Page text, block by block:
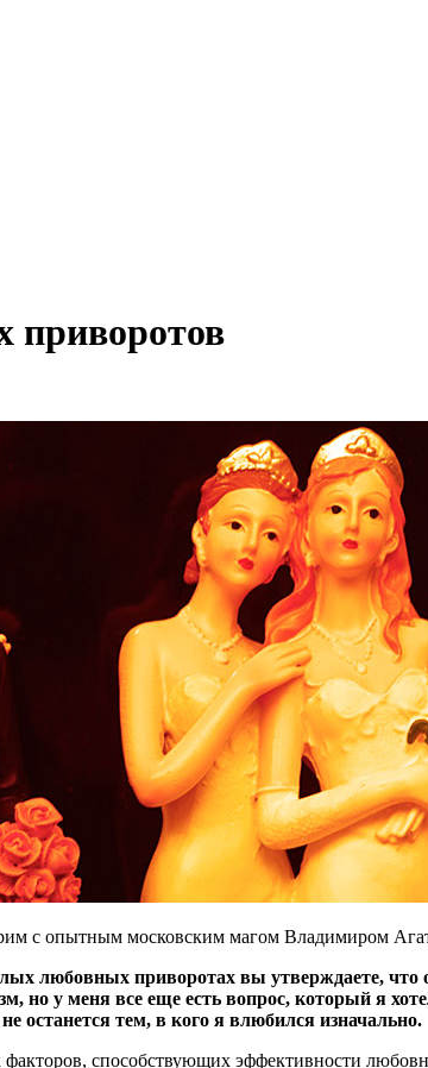
приворотов
с опытным московским магом Владимиром
любовных приворотах вы утверждаете,
но у меня все еще есть вопрос, который я
останется тем, в кого я влюбился изначально.
способствующих эффективности